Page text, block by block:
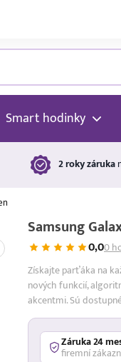
Smart hodinky
2 roky záruka
Samsung
0,00
Získajte parťáka na
nových funkcií,
akcentmi. Sú
Záruka 24
firemní